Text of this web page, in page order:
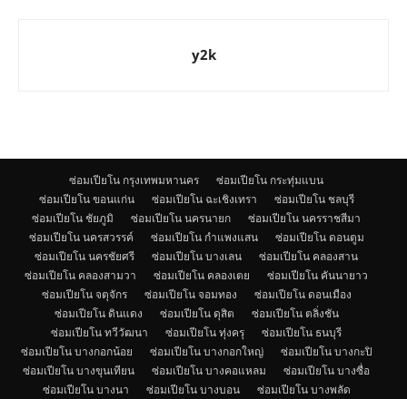
y2k
ซ่อมเปียโน กรุงเทพมหานคร
ซ่อมเปียโน กระทุ่มแบน
ซ่อมเปียโน ขอนแก่น
ซ่อมเปียโน ฉะเชิงเทรา
ซ่อมเปียโน ชลบุรี
ซ่อมเปียโน ชัยภูมิ
ซ่อมเปียโน นครนายก
ซ่อมเปียโน นครราชสีมา
ซ่อมเปียโน นครสวรรค์
ซ่อมเปียโน กำแพงแสน
ซ่อมเปียโน ดอนตูม
ซ่อมเปียโน นครชัยศรี
ซ่อมเปียโน บางเลน
ซ่อมเปียโน คลองสาน
ซ่อมเปียโน คลองสามวา
ซ่อมเปียโน คลองเตย
ซ่อมเปียโน คันนายาว
ซ่อมเปียโน จตุจักร
ซ่อมเปียโน จอมทอง
ซ่อมเปียโน ดอนเมือง
ซ่อมเปียโน ดินแดง
ซ่อมเปียโน ดุสิต
ซ่อมเปียโน ตลิ่งชัน
ซ่อมเปียโน ทวีวัฒนา
ซ่อมเปียโน ทุ่งครุ
ซ่อมเปียโน ธนบุรี
ซ่อมเปียโน บางกอกน้อย
ซ่อมเปียโน บางกอกใหญ่
ซ่อมเปียโน บางกะปิ
ซ่อมเปียโน บางขุนเทียน
ซ่อมเปียโน บางคอแหลม
ซ่อมเปียโน บางซื่อ
ซ่อมเปียโน บางนา
ซ่อมเปียโน บางบอน
ซ่อมเปียโน บางพลัด